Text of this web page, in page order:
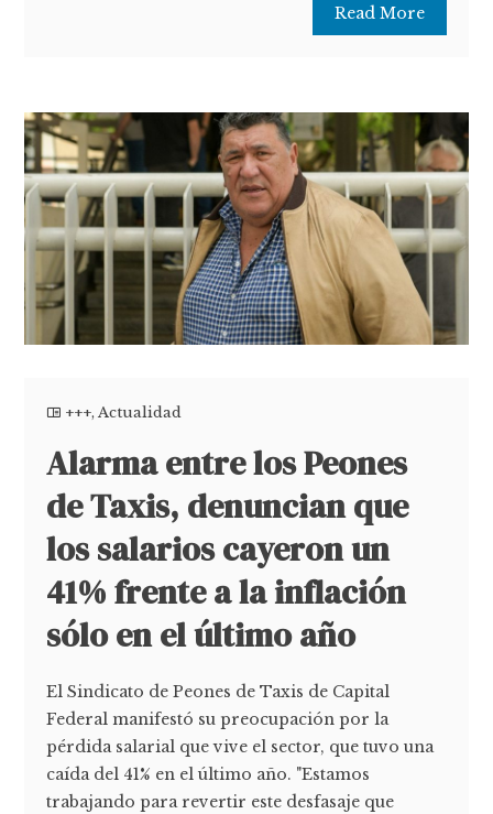
Read More
+++,Actualidad
Alarma entre los Peones
de Taxis, denuncian que
los salarios cayeron un
41% frente a la inflación
sólo en el último año
El Sindicato de Peones de Taxis de Capital
Federal manifestó su preocupación por la
pérdida salarial que vive el sector, que tuvo una
caída del 41% en el último año. "Estamos
trabajando para revertir este desfasaje que